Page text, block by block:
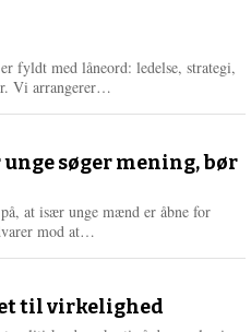
fyldt med låneord: ledelse, strategi,
Vi arrangerer…
e
søger mening, bør
at især unge mænd er åbne for
mod at…
e
til virkelighed